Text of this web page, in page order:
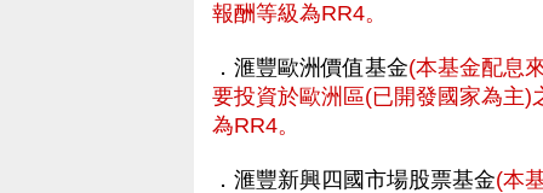
報酬等級為RR4。
．滙豐歐洲價值基金(本基金配息
要投資於歐洲區(已開發國家為主
為RR4。
．滙豐新興四國市場股票基金(本